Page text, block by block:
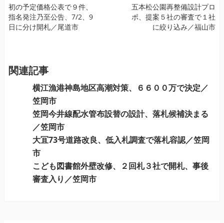
投
稿
ナ
ー
初の予定価格公表で９件、
指名発注乃至公告、7/2、9
日に分け開札／尾道市
五本松公園再整備設計プロ
ポ、提案５社の審査で１社
に絞り込み／福山市
関連記事
横江漁港神島地区高潮対策、６６００万で決定／
笠岡市
笠岡今井線配水管布設替の設計、落札候補決まる
／笠岡市
大冝73号道路改良、低入札調査で落札容認／笠岡
市
こども図書館外壁改修、２回札３社で開札、事後
審査入り／笠岡市